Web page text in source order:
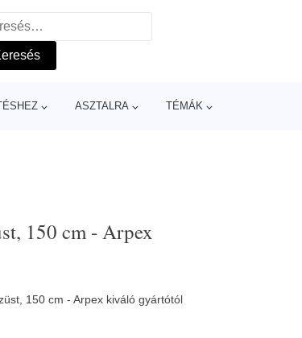
ASZTALRA TÉMÁK
150 cm - Arpex
150 cm - Arpex kiváló gyártótól